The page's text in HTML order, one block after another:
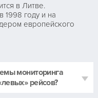
в Литве.
1998 году и на
европейского
мониторинга
рейсов?